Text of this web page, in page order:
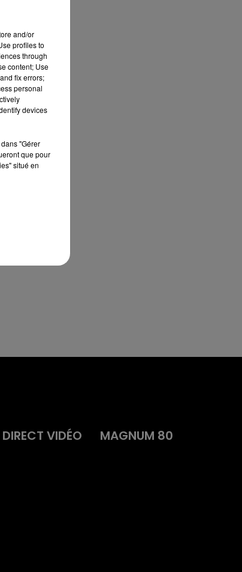
DIRECT VIDÉO
MAGNUM 80
and/or
profiles to
through
content; Use
fix errors;
personal
devices
"Gérer
que pour
situé en